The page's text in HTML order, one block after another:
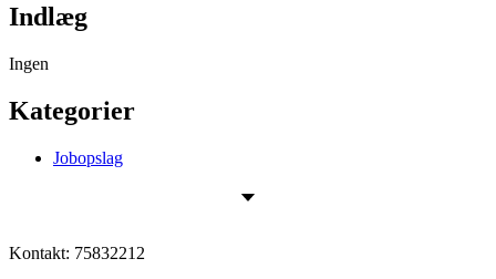
Indlæg
Ingen
Kategorier
Jobopslag
Kontakt: 75832212